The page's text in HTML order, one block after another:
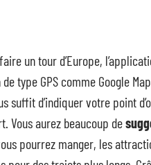
un tour d’Europe,
type GPS comme Google
suffit d’indiquer votre point
Vous aurez beaucoup de
pourrez manger, les